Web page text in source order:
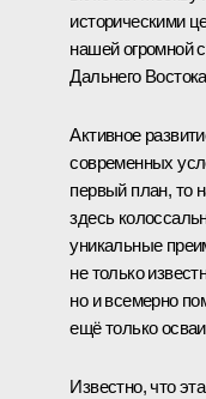
историческими
нашей огромной
Дальнего
Активное
современных
первый план, то
здесь
уникальные
не только
но и всемерно
ещё только
Известно, что